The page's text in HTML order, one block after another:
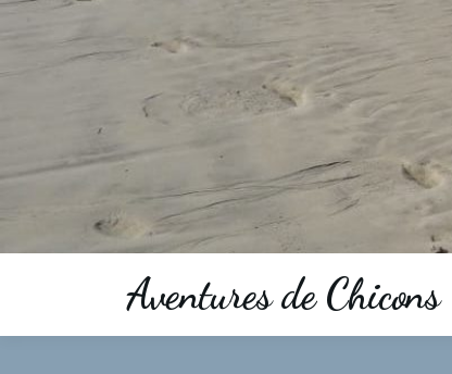
Aventures de Chicons